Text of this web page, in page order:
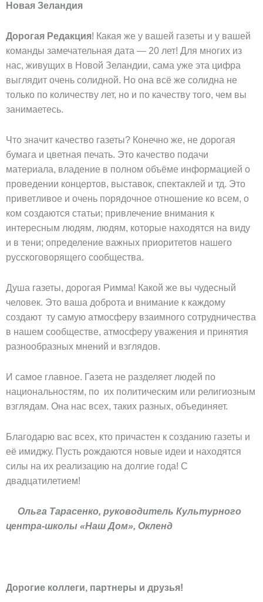
Новая Зеландия
Дорогая Редакция! Какая же у вашей газеты и у вашей
команды замечательная дата — 20 лет! Для многих из
нас, живущих в Новой Зеландии, сама уже эта цифра
выглядит очень солидной. Но она всё же солидна не
только по количеству лет, но и по качеству того, чем вы
занимаетесь.
Что значит качество газеты? Конечно же, не дорогая
бумага и цветная печать. Это качество подачи
материала, владение в полном объёме информацией о
проведении концертов, выставок, спектаклей и тд. Это
приветливое и очень порядочное отношение ко всем, о
ком создаются статьи; привлечение внимания к
интересным людям, людям, которые находятся на виду
и в тени; определение важных приоритетов нашего
русскоговорящего сообщества.
Душа газеты, дорогая Римма! Какой же вы чудесный
человек. Это ваша доброта и внимание к каждому
создают ту самую атмосферу взаимного сотрудничества
в нашем сообществе, атмосферу уважения и принятия
разнообразных мнений и взглядов.
И самое главное. Газета не разделяет людей по
национальностям, по их политическим или религиозным
взглядам. Она нас всех, таких разных, объединяет.
Благодарю вас всех, кто причастен к созданию газеты и
её имиджу. Пусть рождаются новые идеи и находятся
силы на их реализацию на долгие года! С
двадцатилетием!
Ольга Тарасенко, руководитель Культурного
центра-школы «Наш Дом», Окленд
Дорогие коллеги, партнеры и друзья!